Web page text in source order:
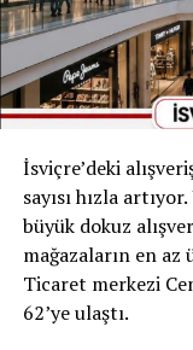
DON'T MISS
Yüksek Enflasyon
İsviçre’deki
sayısı hızla
büyük dokuz
mağazaların en
Ticaret merkezi
62’ye ulaştı.